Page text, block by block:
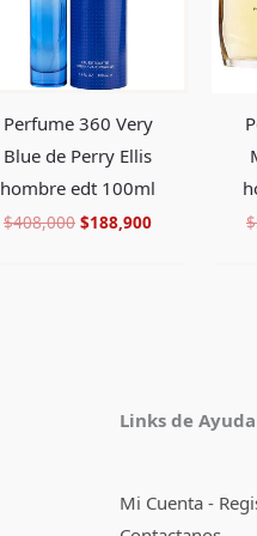
Perfume 360 Very
Blue de Perry Ellis
hombre edt 100ml
$408,000 $188,900 $
Links de Ayuda
Mi Cuenta -